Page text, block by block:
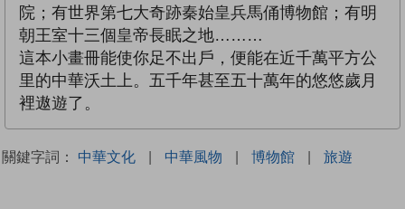
院；有世界第七大奇跡秦始皇兵馬俑博物館；有明
朝王室十三個皇帝長眠之地………
這本小畫冊能使你足不出戶，便能在近千萬平方公
里的中華沃土上。五千年甚至五十萬年的悠悠歲月
裡遨遊了。
關鍵字詞： 中華文化 | 中華風物 | 博物館 | 旅遊